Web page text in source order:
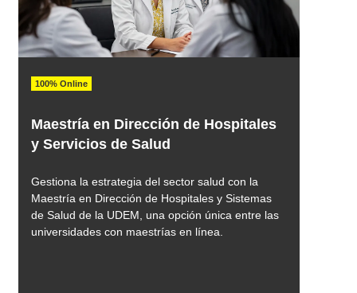
Maestría en Dirección de Hospitales
y Servicios de Salud
100% Online
Gestiona la estrategia del sector salud con la
Maestría en Dirección de Hospitales y Sistemas
de Salud de la UDEM, una opción única entre las
universidades con maestrías en línea.